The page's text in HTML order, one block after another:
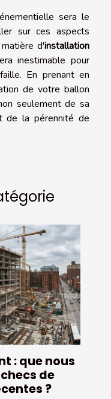
sera le
sur ces aspects
d'installation
inestimable pour
En prenant en
de votre ballon
seulement de sa
de la pérennité de
: que nous
de
?